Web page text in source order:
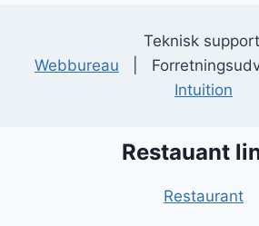
Teknisk
Webbureau |
Intuition
Restauant
Restaurant